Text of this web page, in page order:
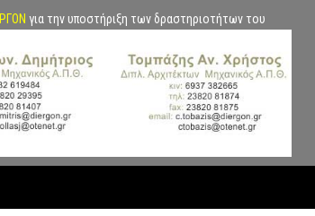
για την υποστήριξη των δραστηριοτήτων του